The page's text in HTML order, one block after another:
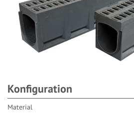
Konfiguration
Material